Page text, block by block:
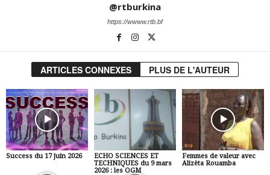
@rtburkina
https://wwww.rtb.bf
ARTICLES CONNEXES PLUS DE L'AUTEUR
Success du 17 juin 2026
ECHO SCIENCES ET
TECHNIQUES du 9 mars
2026 : les OGM
Femmes de valeur avec
Alizèta Rouamba